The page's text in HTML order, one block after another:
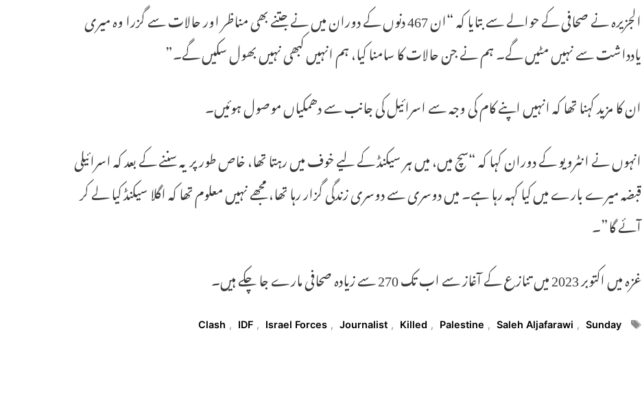
الجزیرہ نے صحافی کے حوالے سے بتایا کہ “ان 467 دنوں کے دوران میں نے جتنے بھی مناظر اور حالات سے گزرا وہ میری
یادداشت سے نہیں مٹیں گے۔ ہم نے جن حالات کا سامنا کیا، ہم انہیں کبھی نہیں بھول سکیں گے۔”
ان کا مزید کہنا تھا کہ انہیں اپنے کام کی وجہ سے اسرائیل کی جانب سے دھمکیاں موصول ہوئیں۔
انہوں نے انٹرویو کے دوران کہا کہ “سچ میں، میں ہر سیکنڈ کے لیے خوف میں رہتا تھا، خاص طور پر یہ سننے کے بعد کہ اسرائیلی
قبضہ میرے بارے میں کیا کہہ رہا ہے۔ میں دوسری سے دوسری زندگی گزار رہا تھا، مجھے نہیں معلوم تھا کہ اگلا سیکنڈ کیا لے کر
آئے گا”۔
غزہ میں اکتوبر 2023 میں تنازع کے آغاز سے اب تک 270 سے زیادہ صحافی مارے جا چکے ہیں۔
Tags
Clash , IDF , Israel Forces , Journalist , Killed , Palestine , Saleh Aljafarawi , Sunday